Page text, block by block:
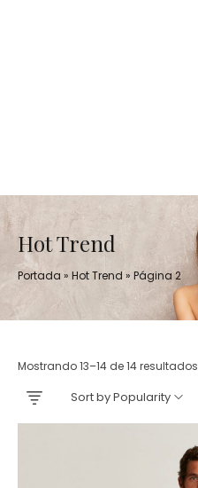
Hot Trend
Portada » Hot Trend » Página 2
Mostrando 13–14 de 14 resultados
Sort by Popularity